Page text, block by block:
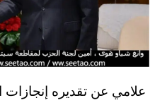
علامي عن تقديره إنجازات